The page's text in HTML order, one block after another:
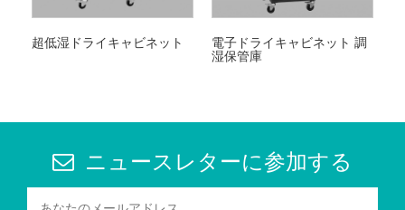
超低湿ドライキャビネット
電子ドライキャビネット 調
湿保管庫
ニュースレターに参加する